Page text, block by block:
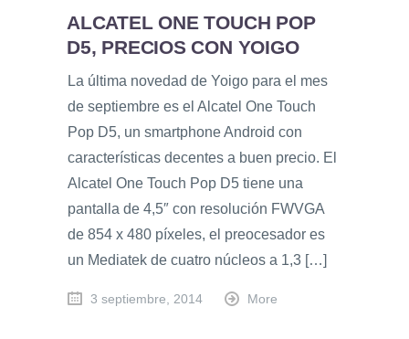
ALCATEL ONE TOUCH POP
D5, PRECIOS CON YOIGO
La última novedad de Yoigo para el mes
de septiembre es el Alcatel One Touch
Pop D5, un smartphone Android con
características decentes a buen precio. El
Alcatel One Touch Pop D5 tiene una
pantalla de 4,5″ con resolución FWVGA
de 854 x 480 píxeles, el preocesador es
un Mediatek de cuatro núcleos a 1,3 […]
3 septiembre, 2014 More